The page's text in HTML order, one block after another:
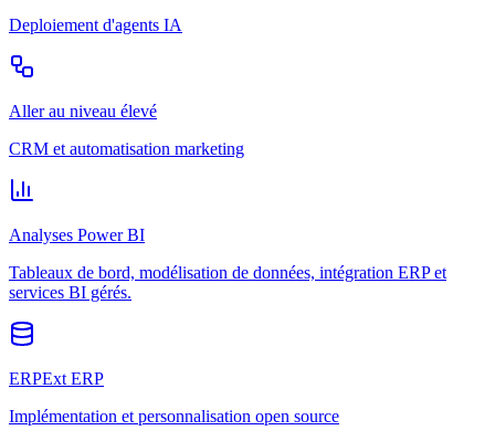
Deploiement d'agents IA
Aller au niveau élevé
CRM et automatisation marketing
Analyses Power BI
Tableaux de bord, modélisation de données, intégration ERP et
services BI gérés.
ERPExt ERP
Implémentation et personnalisation open source